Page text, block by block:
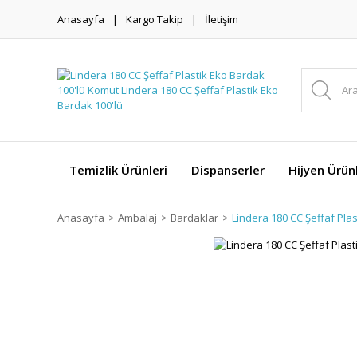
Anasayfa Kargo Takip İletişim
Temizlik Ürünleri Dispanserler Hijyen
Anasayfa Ambalaj Bardaklar Lindera 180 CC Şeffaf